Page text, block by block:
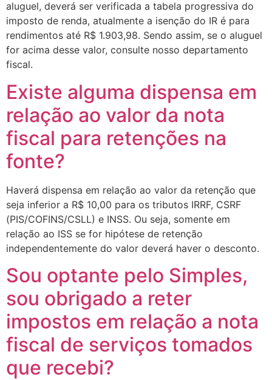
aluguel, deverá ser verificada a tabela progressiva do
imposto de renda, atualmente a isenção do IR é para
rendimentos até R$ 1.903,98. Sendo assim, se o aluguel
for acima desse valor, consulte nosso departamento
fiscal.
Existe alguma dispensa em
relação ao valor da nota
fiscal para retenções na
fonte?
Haverá dispensa em relação ao valor da retenção que
seja inferior a R$ 10,00 para os tributos IRRF, CSRF
(PIS/COFINS/CSLL) e INSS. Ou seja, somente em
relação ao ISS se for hipótese de retenção
independentemente do valor deverá haver o desconto.
Sou optante pelo Simples,
sou obrigado a reter
impostos em relação a nota
fiscal de serviços tomados
que recebi?